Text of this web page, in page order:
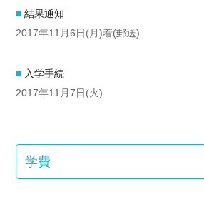
結果通知
2017年11月6日(月)着(郵送)
入学手続
2017年11月7日(火)
学費